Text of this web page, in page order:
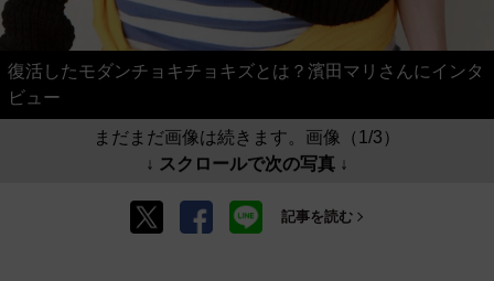
復活したモダンチョキチョキズとは？濱田マリさんにインタ
ビュー
まだまだ画像は続きます。画像（1/3）
↓ スクロールで次の写真 ↓
記事を読む